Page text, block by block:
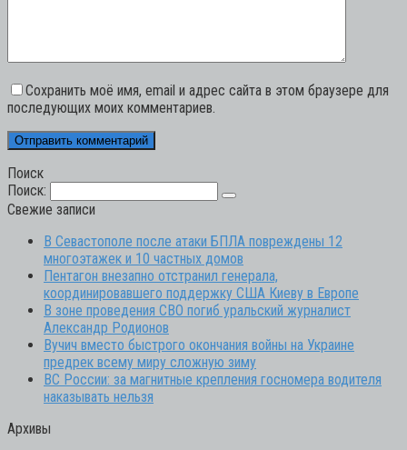
Сохранить моё имя, email и адрес сайта в этом браузере для
последующих моих комментариев.
Поиск
Поиск:
Свежие записи
В Севастополе после атаки БПЛА повреждены 12
многоэтажек и 10 частных домов
Пентагон внезапно отстранил генерала,
координировавшего поддержку США Киеву в Европе
В зоне проведения СВО погиб уральский журналист
Александр Родионов
Вучич вместо быстрого окончания войны на Украине
предрек всему миру сложную зиму
ВС России: за магнитные крепления госномера водителя
наказывать нельзя
Архивы